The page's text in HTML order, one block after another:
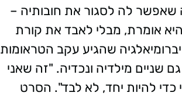
לה לסגור את חובותיה –
אומרת, מבלי לאבד את קורת
שהגיע עקב הטראומות
שניים מילדיה ונכדיה. "זה שאני
להיות יחד, לא לבד". הסרט